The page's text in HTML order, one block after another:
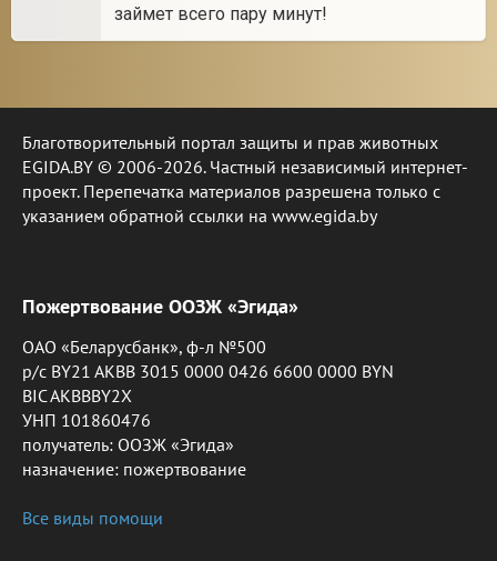
займет всего пару минут!
Благотворительный портал защиты и прав животных
EGIDA.BY © 2006-2026. Частный независимый интернет-
проект. Перепечатка материалов разрешена только с
указанием обратной ссылки на www.egida.by
Пожертвование ООЗЖ «Эгида»
ОАО «Беларусбанк», ф-л №500
р/с BY21 AKBB 3015 0000 0426 6600 0000 BYN
BIC AKBBBY2X
УНП 101860476
получатель: ООЗЖ «Эгида»
назначение: пожертвование
Все виды помощи